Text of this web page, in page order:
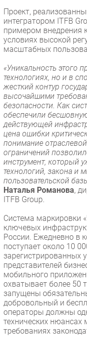
Проект,
интегратором ITFB
примером внедрения
условиях высокой
масштабных
«Уникальность этого
технологиях, но и в
жесткий контур
высочайшими
безопасности. Как
обеспечили
действующей
цена ошибки
понимание
ограничений
инструмент, который
технологий, закона и
пользовательской
Наталья Романова,
ITFB Group.
Система маркировки
ключевых
России. Ежедневно в
поступает около 10
зарегистрированных
представителей
мобильного
охватывает более 50
запущены
добровольный и
операторы должны
технических нюансах
требованиях